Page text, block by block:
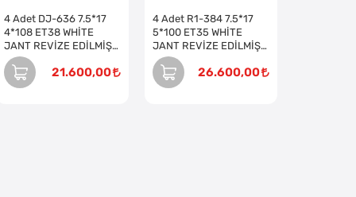
4 Adet DJ-636 7.5*17
4*108 ET38 WHİTE
JANT REVİZE EDİLMİŞ
(Takım)
21.600,00
4 Adet R1-384 7.5*17
5*100 ET35 WHİTE
JANT REVİZE EDİLMİŞ
(Takım)
26.600,00